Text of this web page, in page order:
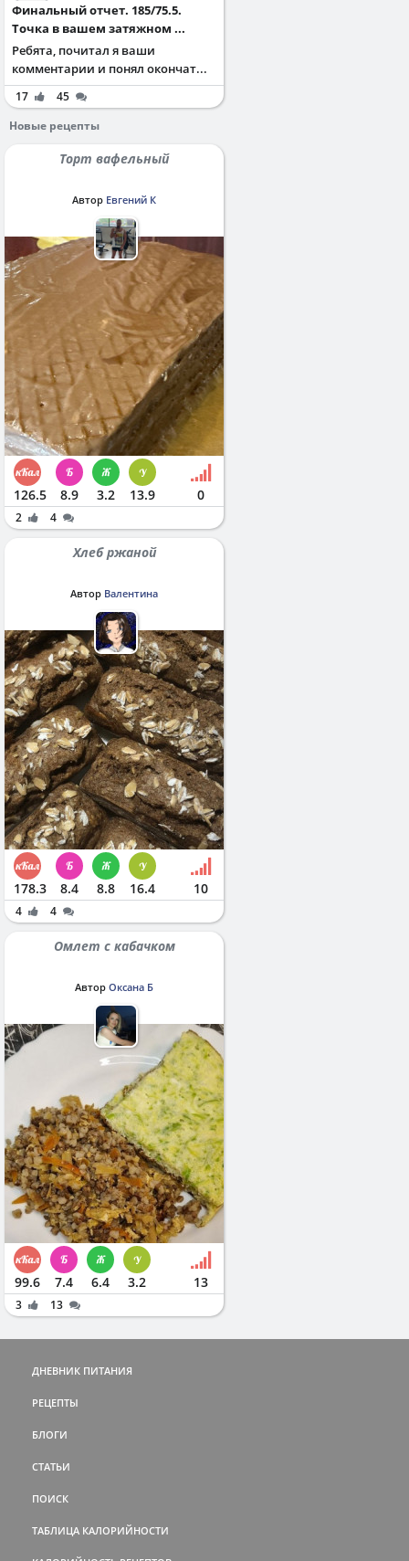
Финальный отчет. 185/75.5.
Точка в вашем затяжном ...
Ребята, почитал я ваши
комментарии и понял окончат...
17
45
Новые рецепты
Торт вафельный
Автор Евгений К
126.5 8.9 3.2 13.9 0
2 4
Хлеб ржаной
Автор Валентина
178.3 8.4 8.8 16.4 10
4 4
Омлет с кабачком
Автор Оксана Б
99.6 7.4 6.4 3.2 13
3 13
ДНЕВНИК ПИТАНИЯ
РЕЦЕПТЫ
БЛОГИ
СТАТЬИ
ПОИСК
ТАБЛИЦА КАЛОРИЙНОСТИ